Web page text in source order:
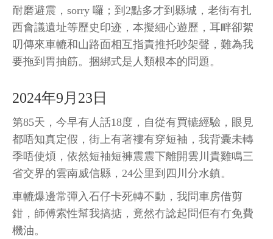
耐磨避震，sorry 囉；到2點多才到縣城，老街有扎
西會議遺址等歷史印迹，本擬細心遊歷，耳畔卻絮
叨傳來車轆和山路面相互指責推托吵架聲，難為我
要拖到胃抽筋。捆綁式是人類根本的問題。
2024年9月23日
第85天，今早有人話18度，自從有買轆經驗，眼見
都唔知真定假，街上有著褸有穿短袖，我背囊未轉
季唔使煩，依然短袖短褲震震下離開雲川貴雞鳴三
省交界的雲南威信縣，24公里到四川分水鎮。
車轆爆邊常彈入石仔卡死轉不動，我問車房借剪
鉗，師傅索性幫我搞掂，竟然冇諗起問佢有冇免費
機油。